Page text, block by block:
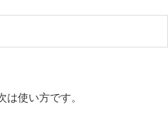
は使い方です。